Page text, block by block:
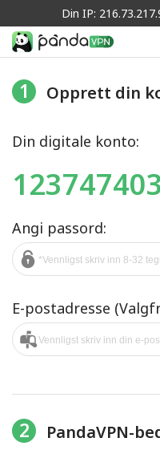
Din IP:
1 Opprett din
Din digitale konto:
123747403
Angi passord:
E-postadresse
2 PandaVPN-